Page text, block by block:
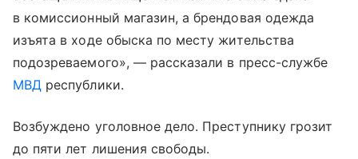
в комиссионный магазин, а брендовая одежда
изъята в ходе обыска по месту жительства
подозреваемого», — рассказали в пресс-службе
МВД республики.
Возбуждено уголовное дело. Преступнику грозит
до пяти лет лишения свободы.